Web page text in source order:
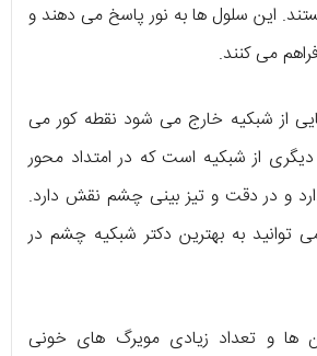
این سلول ها به نور پاسخ می دهند و
می کنند.
از شبکیه خارج می شود نقطه کور می
از شبکیه است که در امتداد محور
و در دقت و تیز بینی چشم نقش دارد.
توانید به بهترین دکتر شبکیه چشم در
ها و تعداد زیادی مویرگ های خونی